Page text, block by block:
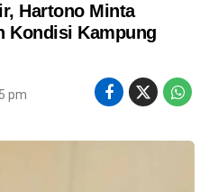
Hartono Minta
Kondisi Kampung
pm